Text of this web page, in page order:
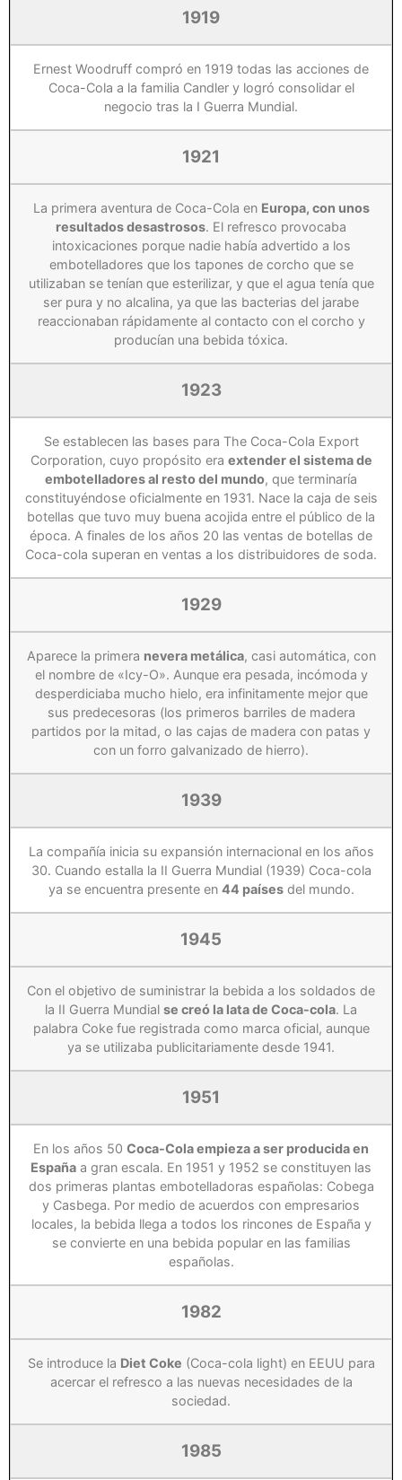
1919
Ernest Woodruff compró en 1919 todas las acciones de
Coca-Cola a la familia Candler y logró consolidar el
negocio tras la I Guerra Mundial.
1921
La primera aventura de Coca-Cola en Europa, con unos
resultados desastrosos. El refresco provocaba
intoxicaciones porque nadie había advertido a los
embotelladores que los tapones de corcho que se
utilizaban se tenían que esterilizar, y que el agua tenía que
ser pura y no alcalina, ya que las bacterias del jarabe
reaccionaban rápidamente al contacto con el corcho y
producían una bebida tóxica.
1923
Se establecen las bases para The Coca-Cola Export
Corporation, cuyo propósito era extender el sistema de
embotelladores al resto del mundo, que terminaría
constituyéndose oficialmente en 1931. Nace la caja de seis
botellas que tuvo muy buena acojida entre el público de la
época. A finales de los años 20 las ventas de botellas de
Coca-cola superan en ventas a los distribuidores de soda.
1929
Aparece la primera nevera metálica, casi automática, con
el nombre de «Icy-O». Aunque era pesada, incómoda y
desperdiciaba mucho hielo, era infinitamente mejor que
sus predecesoras (los primeros barriles de madera
partidos por la mitad, o las cajas de madera con patas y
con un forro galvanizado de hierro).
1939
La compañía inicia su expansión internacional en los años
30. Cuando estalla la II Guerra Mundial (1939) Coca-cola
ya se encuentra presente en 44 paísesdel mundo.
1945
Con el objetivo de suministrar la bebida a los soldados de
la II Guerra Mundial se creó la lata de Coca-cola. La
palabra Coke fue registrada como marca oficial, aunque
ya se utilizaba publicitariamente desde 1941.
1951
En los años 50 Coca-Cola empieza a ser producida en
España a gran escala. En 1951 y 1952 se constituyen las
dos primeras plantas embotelladoras españolas: Cobega
y Casbega. Por medio de acuerdos con empresarios
locales, la bebida llega a todos los rincones de España y
se convierte en una bebida popular en las familias
españolas.
1982
Se introduce la Diet Coke (Coca-cola light) en EEUU para
acercar el refresco a las nuevas necesidades de la
sociedad.
1985